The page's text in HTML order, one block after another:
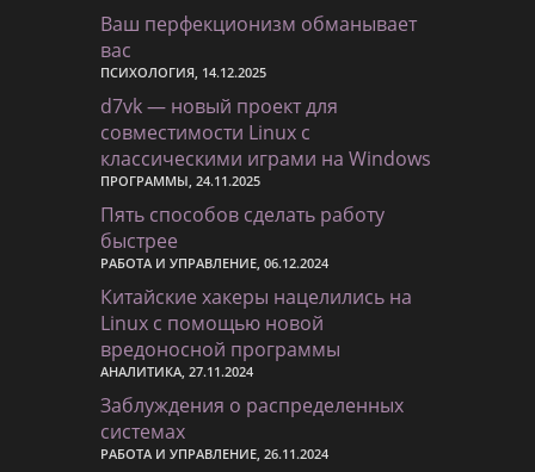
Ваш перфекционизм обманывает
вас
ПСИХОЛОГИЯ, 14.12.2025
d7vk — новый проект для
совместимости Linux с
классическими играми на Windows
ПРОГРАММЫ, 24.11.2025
Пять способов сделать работу
быстрее
РАБОТА И УПРАВЛЕНИЕ, 06.12.2024
Китайские хакеры нацелились на
Linux с помощью новой
вредоносной программы
АНАЛИТИКА, 27.11.2024
Заблуждения о распределенных
системах
РАБОТА И УПРАВЛЕНИЕ, 26.11.2024